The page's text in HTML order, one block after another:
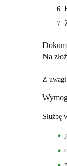
Na
Z
Służbę